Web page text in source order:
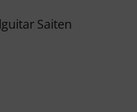
Saiten